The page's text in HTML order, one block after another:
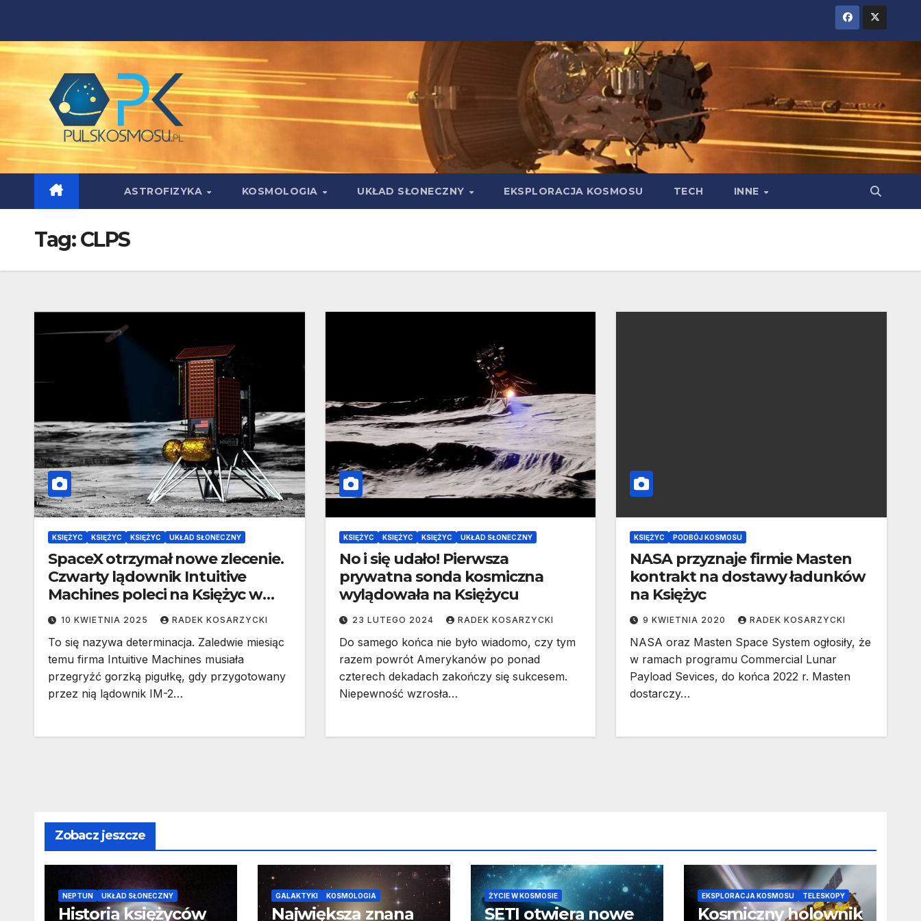
content
ASTROFIZYKA KOSMOLOGIA UKŁAD SŁONECZNY EKSPLORACJA KOSMOSU TECH INNE
Tag:CLPS
KSIĘŻYC KSIĘŻYC KSIĘŻYC UKŁAD SŁONECZNY
SpaceX otrzymał nowe zlecenie.
Czwarty lądownik Intuitive
Machines poleci na Księżyc w
2027 roku
10 KWIETNIA 2025 RADEK KOSARZYCKI
To się nazywa determinacja. Zaledwie miesiąc
temu firma Intuitive Machines musiała
przegryźć gorzką pigułkę, gdy przygotowany
przez nią lądownik IM-2…
KSIĘŻYC KSIĘŻYC KSIĘŻYC UKŁAD SŁONECZNY
No i się udało! Pierwsza
prywatna sonda kosmiczna
wylądowała na Księżycu
23 LUTEGO 2024 RADEK KOSARZYCKI
Do samego końca nie było wiadomo, czy tym
razem powrót Amerykanów po ponad
czterech dekadach zakończy się sukcesem.
Niepewność wzrosła…
KSIĘŻYC PODBÓJ KOSMOSU
NASA przyznaje firmie Masten
kontrakt na dostawy ładunków
na Księżyc
9 KWIETNIA 2020 RADEK KOSARZYCKI
NASA oraz Masten Space System ogłosiły, że
w ramach programu Commercial Lunar
Payload Sevices, do końca 2022 r. Masten
dostarczy…
Zobacz jeszcze
NEPTUN UKŁAD SŁONECZNY
Historia księżyców
GALAKTYKI KOSMOLOGIA
Największa znana
ŻYCIE W KOSMOSIE
SETI otwiera nowe
EKSPLORACJA KOSMOSU TELESKOPY
Kosmiczny holownik